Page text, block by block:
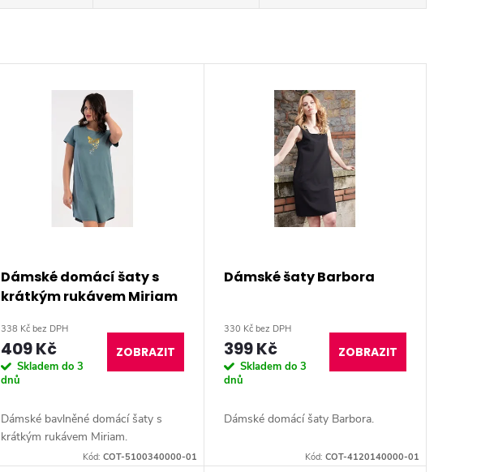
Dámské domácí šaty s
krátkým rukávem Miriam
338 Kč bez DPH
409 Kč
Skladem do 3
dnů
ZOBRAZIT
Dámské bavlněné domácí šaty s
krátkým rukávem Miriam.
Kód: COT-5100340000-01
Dámské šaty Barbora
330 Kč bez DPH
399 Kč
Skladem do 3
dnů
ZOBRAZIT
Dámské domácí šaty Barbora.
Kód: COT-4120140000-01